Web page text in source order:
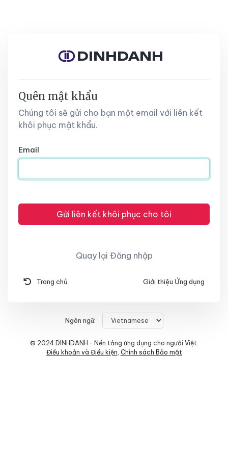
DINHDANH
Quên mật khẩu
Chúng tôi sẽ gửi cho bạn một email với liên kết
khôi phục mật khẩu.
Email
Gửi liên kết khôi phục cho tôi
Quay lại Đăng nhập
Trang chủ Giới thiệu Ứng dụng
Ngôn ngữ:
© 2024 DINHDANH - Nền tảng ứng dụng cho người Việt.
Điều khoản và Điều kiện Chính sách Bảo mật